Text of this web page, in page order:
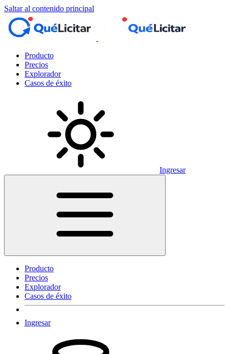
Saltar al contenido principal
Producto
Precios
Explorador
Casos de éxito
Ingresar
Producto
Precios
Explorador
Casos de éxito
Ingresar